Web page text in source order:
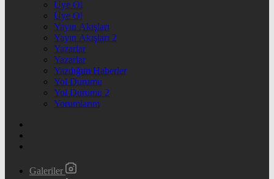
Üye Ol
Üye Ol
Yayın Akışları
Yayın Akışları 2
Yazarlar
Yazarlar
Yazdığım Haberler
Yol Durumu
Yol Durumu 2
Yorumlarım
Galeriler